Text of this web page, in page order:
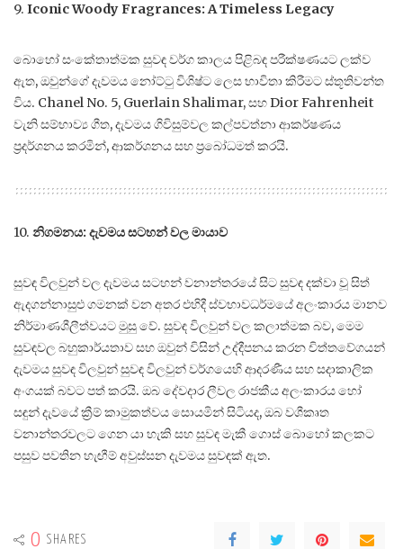
9. Iconic Woody Fragrances: A Timeless Legacy
බොහෝ සංකේතාත්මක සුවඳ වර්ග කාලය පිළිබඳ පරීක්ෂණයට ලක්ව
ඇත, ඔවුන්ගේ දැවමය නෝට්ටු විශිෂ්ට ලෙස භාවිතා කිරීමට ස්තූතිවන්ත
විය. Chanel No. 5, Guerlain Shalimar, සහ Dior Fahrenheit
වැනි සම්භාව්‍ය ගීත, දැවමය ගිවිසුම්වල කල්පවත්නා ආකර්ෂණය
ප්‍රදර්ශනය කරමින්, ආකර්ශනය සහ ප්‍රබෝධමත් කරයි.
10. නිගමනය: දැවමය සටහන් වල මායාව
සුවඳ විලවුන් වල දැවමය සටහන් වනාන්තරයේ සිට සුවඳ දක්වා වූ සිත්
ඇදගන්නාසුළු ගමනක් වන අතර එහිදී ස්වභාවධර්මයේ අලංකාරය මානව
නිර්මාණශීලීත්වයට මුසු වේ. සුවඳ විලවුන් වල කලාත්මක බව, මෙම
සුවඳවල බහුකාර්යතාව සහ ඔවුන් විසින් උද්දීපනය කරන චිත්තවේගයන්
දැවමය සුවඳ විලවුන් සුවඳ විලවුන් වර්ගයෙහි ආදරණීය සහ සදාකාලික
අංගයක් බවට පත් කරයි. ඔබ දේවදාර ලීවල රාජකීය අලංකාරය හෝ
සඳුන් දැවයේ ක්‍රීම් කාමුකත්වය සොයමින් සිටියද, ඔබ වශීකෘත
වනාන්තරවලට ගෙන යා හැකි සහ සුවඳ මැකී ගොස් බොහෝ කලකට
පසුව පවතින හැඟීම් අවුස්සන දැවමය සුවඳක් ඇත.
0 SHARES